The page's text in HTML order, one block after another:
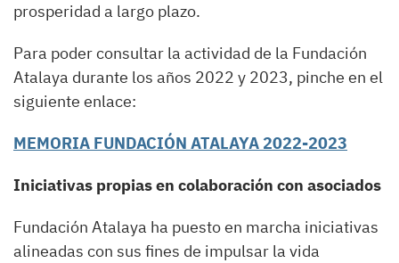
prosperidad a largo plazo.
Para poder consultar la actividad de la Fundación
Atalaya durante los años 2022 y 2023, pinche en el
siguiente enlace:
MEMORIA FUNDACIÓN ATALAYA 2022-2023
Iniciativas propias en colaboración con asociados
Fundación Atalaya ha puesto en marcha iniciativas
alineadas con sus fines de impulsar la vida